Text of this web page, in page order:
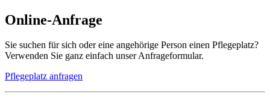
Online-Anfrage
Sie suchen für sich oder eine angehörige Person einen Pflegeplatz?
Verwenden Sie ganz einfach unser Anfrageformular.
Pflegeplatz anfragen